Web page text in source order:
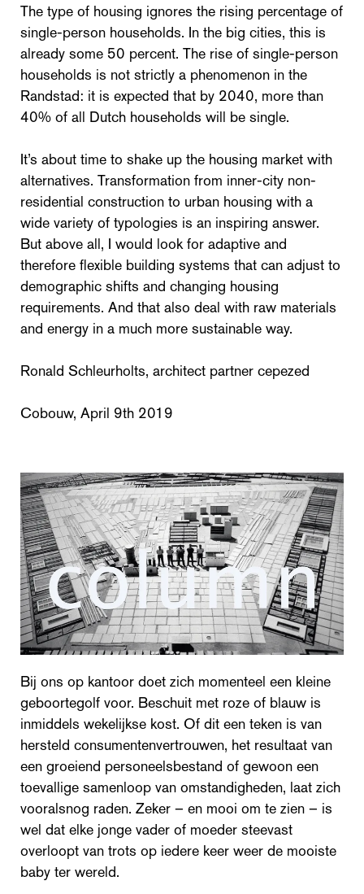
The type of housing ignores the rising percentage of
single-person households. In the big cities, this is
already some 50 percent. The rise of single-person
households is not strictly a phenomenon in the
Randstad: it is expected that by 2040, more than
40% of all Dutch households will be single.
It’s about time to shake up the housing market with
alternatives. Transformation from inner-city non-
residential construction to urban housing with a
wide variety of typologies is an inspiring answer.
But above all, I would look for adaptive and
therefore flexible building systems that can adjust to
demographic shifts and changing housing
requirements. And that also deal with raw materials
and energy in a much more sustainable way.
Ronald Schleurholts, architect partner cepezed
Cobouw, April 9th 2019
Bij ons op kantoor doet zich momenteel een kleine
geboortegolf voor. Beschuit met roze of blauw is
inmiddels wekelijkse kost. Of dit een teken is van
hersteld consumentenvertrouwen, het resultaat van
een groeiend personeelsbestand of gewoon een
toevallige samenloop van omstandigheden, laat zich
vooralsnog raden. Zeker – en mooi om te zien – is
wel dat elke jonge vader of moeder steevast
overloopt van trots op iedere keer weer de mooiste
baby ter wereld.